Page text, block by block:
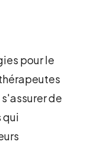
pour le
de
qui